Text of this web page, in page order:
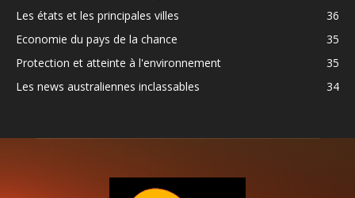
Les états et les principales villes
36
Economie du pays de la chance
35
Protection et atteinte à l'environnement
35
Les news australiennes inclassables
34